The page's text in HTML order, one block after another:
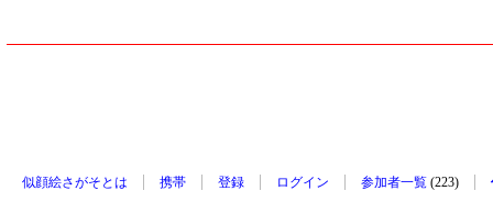
似顔絵さがそとは 携帯 登録 ログイン 参加者一覧 (223)